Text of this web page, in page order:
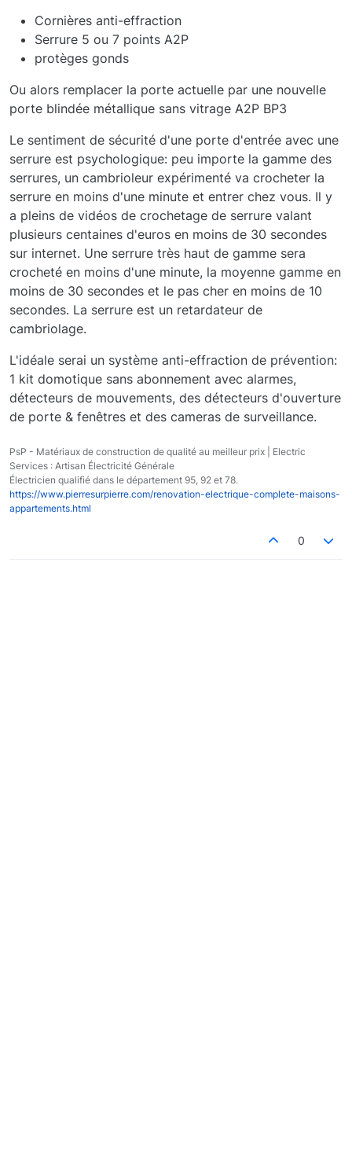
Cornières anti-effraction
Serrure 5 ou 7 points A2P
protèges gonds
Ou alors remplacer la porte actuelle par une nouvelle
porte blindée métallique sans vitrage A2P BP3
Le sentiment de sécurité d'une porte d'entrée avec une
serrure est psychologique: peu importe la gamme des
serrures, un cambrioleur expérimenté va crocheter la
serrure en moins d'une minute et entrer chez vous. Il y
a pleins de vidéos de crochetage de serrure valant
plusieurs centaines d'euros en moins de 30 secondes
sur internet. Une serrure très haut de gamme sera
crocheté en moins d'une minute, la moyenne gamme en
moins de 30 secondes et le pas cher en moins de 10
secondes. La serrure est un retardateur de
cambriolage.
L'idéale serai un système anti-effraction de prévention:
1 kit domotique sans abonnement avec alarmes,
détecteurs de mouvements, des détecteurs d'ouverture
de porte & fenêtres et des cameras de surveillance.
PsP - Matériaux de construction de qualité au meilleur prix | Electric
Services : Artisan Électricité Générale
Électricien qualifié dans le département 95, 92 et 78.
https://www.pierresurpierre.com/renovation-electrique-complete-maisons-
appartements.html
0